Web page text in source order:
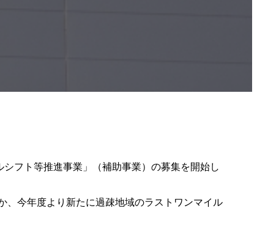
フト等推進事業」（補助事業）の募集を開始し
、今年度より新たに過疎地域のラストワンマイル